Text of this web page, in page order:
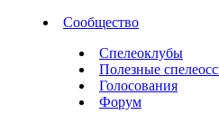
Сообщество
Спелеоклубы
Полезные
Голосования
Форум